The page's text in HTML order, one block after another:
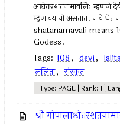
अष्टोत्तरशतनामावलिः
म्हणावयाची असतात. नावे
shatanamavali means
Godess.
Tags: 108, devi,
ललिता, संस्कृत
Type: PAGE | Rank: 1 |
श्री